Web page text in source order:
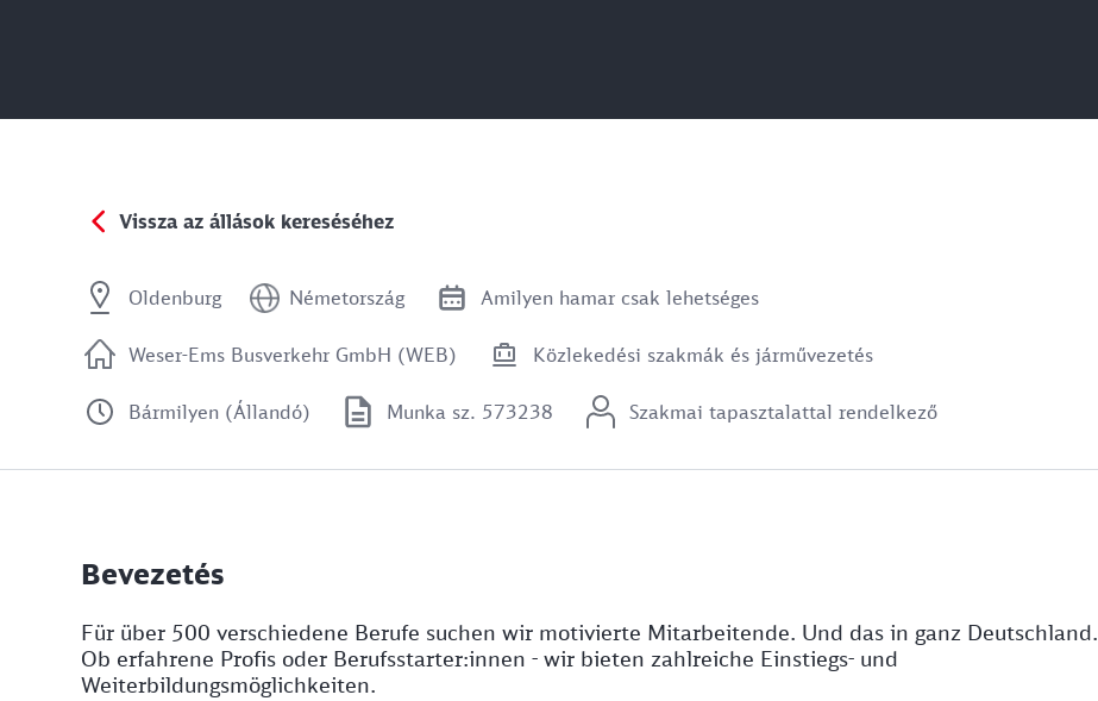
Vissza az állások kereséséhez
Oldenburg Németország Amilyen hamar csak lehetséges
Weser-Ems Busverkehr GmbH (WEB) Közlekedési szakmák és járművezetés
Bármilyen (Állandó) Munka sz. 573238 Szakmai tapasztalattal rendelkező
Bevezetés
Für über 500 verschiedene Berufe suchen wir motivierte Mitarbeitende. Und das in ganz Deutschland.
Ob erfahrene Profis oder Berufsstarter:innen - wir bieten zahlreiche Einstiegs- und
Weiterbildungsmöglichkeiten.